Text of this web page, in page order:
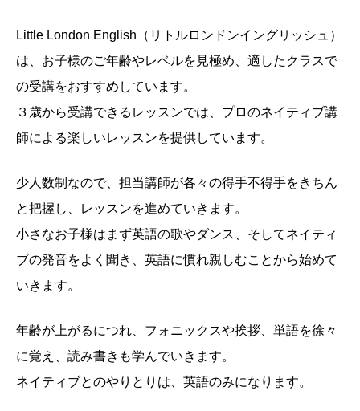
Little London English（リトルロンドンイングリッシュ）
は、お子様のご年齢やレベルを見極め、適したクラスで
の受講をおすすめしています。
３歳から受講できるレッスンでは、プロのネイティブ講
師による楽しいレッスンを提供しています。
少人数制なので、担当講師が各々の得手不得手をきちん
と把握し、レッスンを進めていきます。
小さなお子様はまず英語の歌やダンス、そしてネイティ
ブの発音をよく聞き、英語に慣れ親しむことから始めて
いきます。
年齢が上がるにつれ、フォニックスや挨拶、単語を徐々
に覚え、読み書きも学んでいきます。
ネイティブとのやりとりは、英語のみになります。